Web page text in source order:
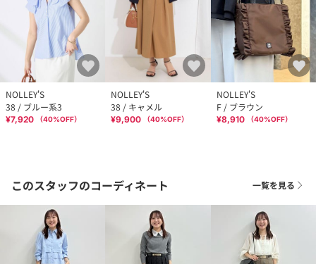
NOLLEY'S
38 / ブルー系3
¥7,920 （40%OFF）
NOLLEY'S
38 / キャメル
¥9,900 （40%OFF）
NOLLEY'S
F / ブラウン
¥8,910 （40%OFF）
このスタッフのコーディネート 一覧を見る